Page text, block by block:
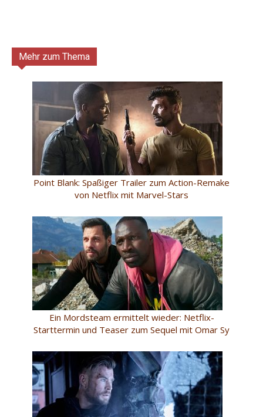
Mehr zum Thema
Point Blank: Spaßiger Trailer zum Action-Remake
von Netflix mit Marvel-Stars
Ein Mordsteam ermittelt wieder: Netflix-
Starttermin und Teaser zum Sequel mit Omar Sy